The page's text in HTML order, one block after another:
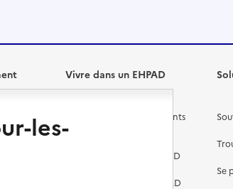
avec
Vivre dans un EHPAD
Les différents établissements
médicalisés
Préparer l'entrée en EHPAD
Aides financières en EHPAD
Se
les-